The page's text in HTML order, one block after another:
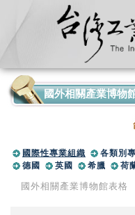
國外相關產業博物
國際性專業組織 各類別
德國
英國 希臘 荷
國外相關產業博物館表格